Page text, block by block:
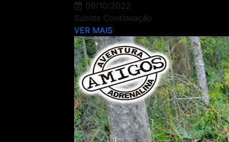
09/10/2022
Subida Continuação
VER MAIS